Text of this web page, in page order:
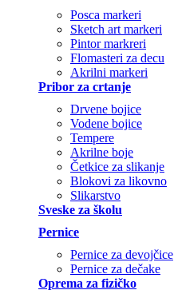
Posca markeri
Sketch art markeri
Pintor markreri
Flomasteri za decu
Akrilni markeri
Pribor za crtanje
Drvene bojice
Vodene bojice
Tempere
Akrilne boje
Četkice za slikanje
Blokovi za likovno
Slikarstvo
Sveske za školu
Pernice
Pernice za devojčice
Pernice za dečake
Oprema za fizičko